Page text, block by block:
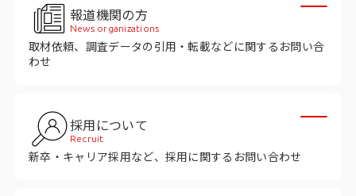
市場・顧客理解に関する課題
戦略設計に関する課題
施策実行に関する課題
モニタリング／フォローに関する課題
報道機関の方
News organizations
取材依頼、調査データの引用・転載などに関するお問い合
わせ
採用について
Recruit
新卒・キャリア採用など、採用に関するお問い合わせ